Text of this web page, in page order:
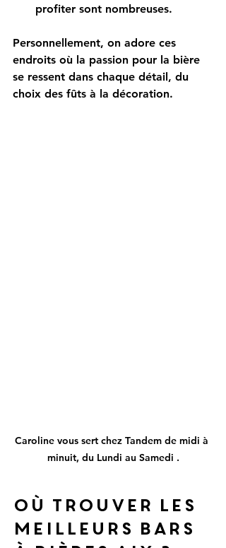
profiter sont nombreuses.
Personnellement, on adore ces
endroits où la passion pour la bière
se ressent dans chaque détail, du
choix des fûts à la décoration.
Caroline vous sert chez Tandem de midi à
minuit, du Lundi au Samedi .
Où trouver les
meilleurs bars